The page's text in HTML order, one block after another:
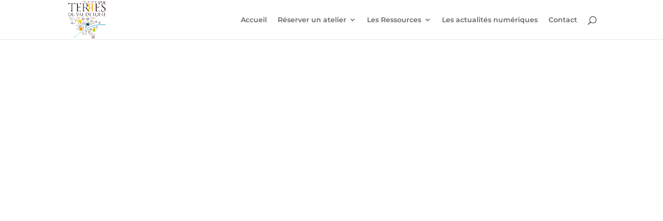
Accueil Réserver un atelier Les Ressources Les actualités numériques Contact